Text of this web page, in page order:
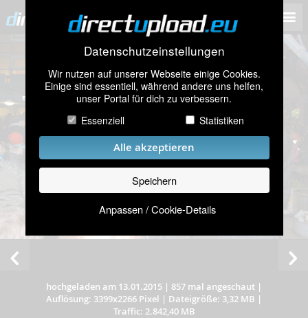
Datenschutzeinstellungen
Wir nutzen auf unserer Webseite einige Cookies.
Einige sind essentiell, während andere uns helfen,
unser Portal für dich zu verbessern.
Essenziell
Statistiken
Alle akzeptieren
Speichern
Anpassen / Cookie-Details
hochgeladen am 13.01.2015 | 857 mal angeschaut |
Auflösung: 3399x2266 Pixel | Dateigröße: 3,32 MB |
Traffic: 2.842,40 MB